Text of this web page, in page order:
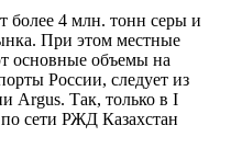
более 4 млн. тонн серы и
При этом местные
основные объемы на
России, следует из
Argus. Так, только в I
сети РЖД Казахстан